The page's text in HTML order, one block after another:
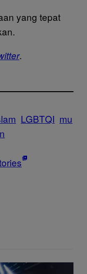
yang tepat
.
LGBTQI mu